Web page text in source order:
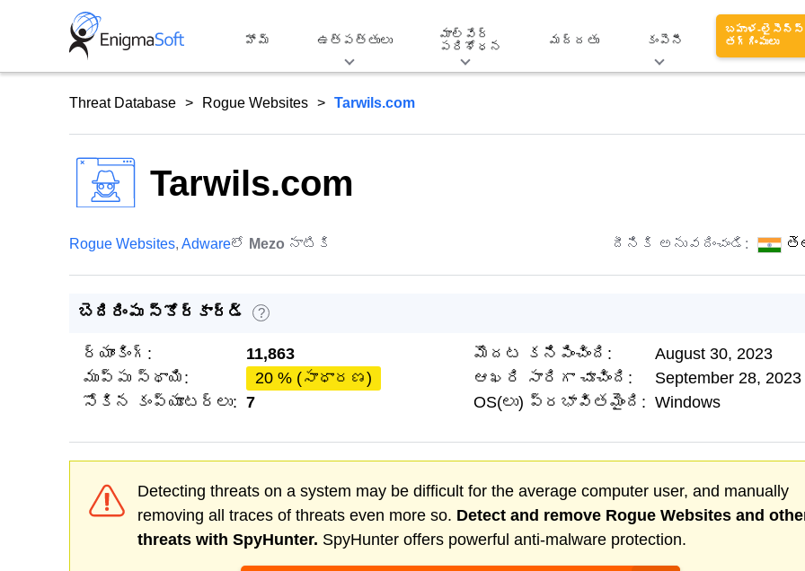
హోమ్ ఉత్పత్తులు
మాల్వేర్
పరిశోధన
మద్దతు కంపెనీ
బహుళ-లైసెన్స్
తగ్గింపులు
Threat Database Rogue Websites Tarwils.com
Tarwils.com
Rogue Websites, Adwareలో Mezo నాటికి దీనికి అనువదించండి:
బెదిరింపు స్కోర్‌కార్డ్ ?
ర్యాంకింగ్:
11,863
ముప్పు స్థాయి:
20 % (సాధారణ)
సోకిన కంప్యూటర్లు: 7
మొదట కనిపించింది:
August 30, 2023
ఆఖరి సారిగా చూచింది:
September 28, 2023
OS(లు) ప్రభావితమైంది: Windows
Detecting threats on a system may be difficult for the average computer user, and manually
removing all traces of threats even more so. Detect and remove Rogue Websites and
threats with SpyHunter. SpyHunter offers powerful anti-malware protection.